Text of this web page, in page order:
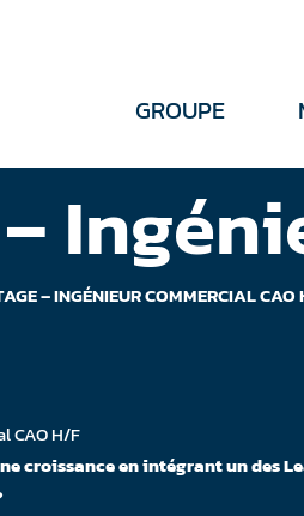
GROUPE
– INGÉNIEUR COMMERCIAL CAO
–
CAO H/F
croissance en intégrant un des